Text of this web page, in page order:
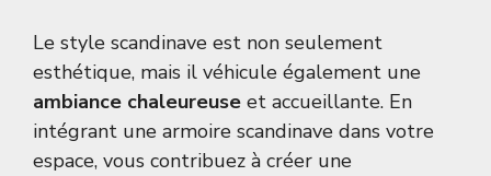
Le style scandinave est non seulement
esthétique, mais il véhicule également une
ambiance chaleureuse et accueillante. En
intégrant une armoire scandinave dans votre
espace, vous contribuez à créer une